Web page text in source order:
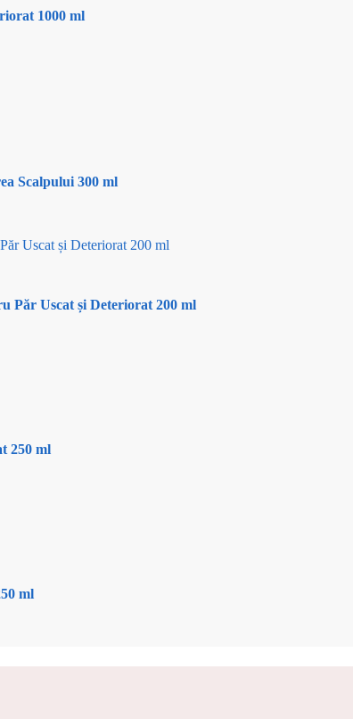
1000 ml
Scalpului 300 ml
Păr Uscat și Deteriorat 200 ml
250 ml
ml